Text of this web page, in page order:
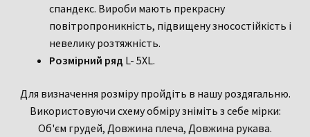
спандекс. Вироби мають прекрасну
повітропроникність, підвищену зносостійкість і
невелику розтяжність.
Розмірний ряд L- 5XL.
Для визначення розміру пройдіть в нашу роздягальню.
Використовуючи схему обміру зніміть з себе мірки:
Об'єм грудей, Довжина плеча, Довжина рукава.